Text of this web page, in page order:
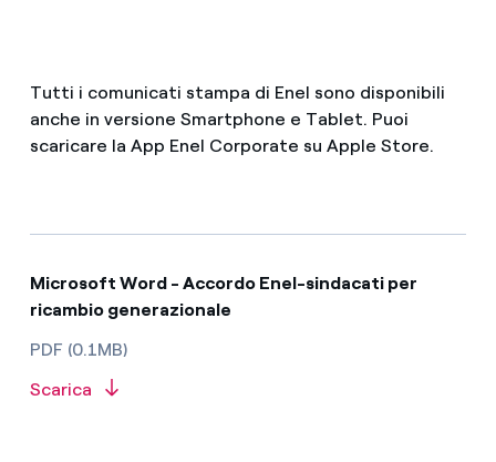
Tutti i comunicati stampa di Enel sono disponibili
anche in versione Smartphone e Tablet. Puoi
scaricare la App Enel Corporate su Apple Store.
Microsoft Word - Accordo Enel-sindacati per
ricambio generazionale
PDF (0.1MB)
Scarica